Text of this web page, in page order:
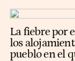
La fiebre por
los
pueblo en el